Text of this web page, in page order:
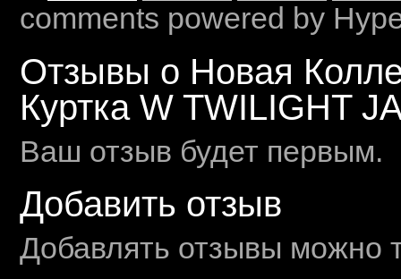
comments powered by
Отзывы о Новая
Куртка W TWILIGHT
Ваш отзыв будет первым.
Добавить отзыв
Добавлять отзывы можно